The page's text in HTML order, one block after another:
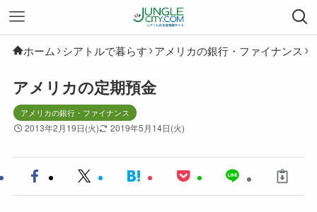
ホーム シアトルで暮らす アメリカの銀行・ファイナンス
アメリカの定期預金
アメリカの銀行・ファイナンス
2013年2月19日(火) 2019年5月14日(火)